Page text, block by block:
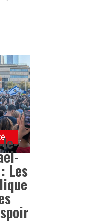
le-
Les